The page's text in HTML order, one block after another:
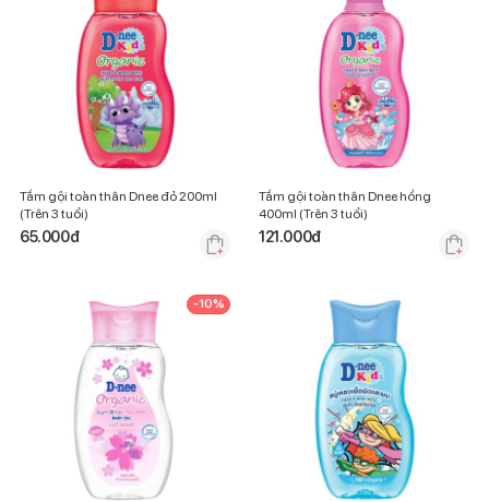
Tắm gội toàn thân Dnee đỏ 200ml
(Trên 3 tuổi)
65.000đ
Tắm gội toàn thân Dnee hồng
400ml (Trên 3 tuổi)
121.000đ
-10%